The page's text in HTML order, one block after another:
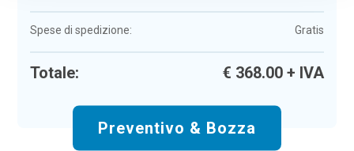
Spese di spedizione: Gratis
Totale: € 368.00+ IVA
Preventivo & Bozza